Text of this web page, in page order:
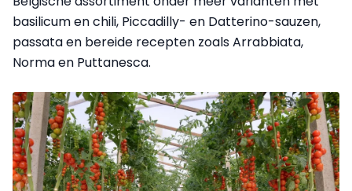
basilicum en chili, Piccadilly- en Datterino-sauzen,
passata en bereide recepten zoals Arrabbiata,
Norma en Puttanesca.